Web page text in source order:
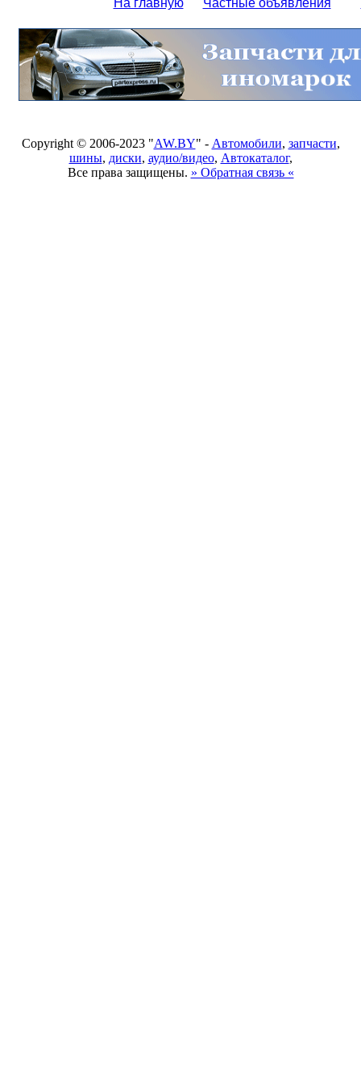
На главную Частные объявления
Copyright © 2006-2023 "AW.BY" - Автомобили, запчасти,
шины, диски, аудио/видео, Автокаталог,
Все права защищены. » Обратная связь «